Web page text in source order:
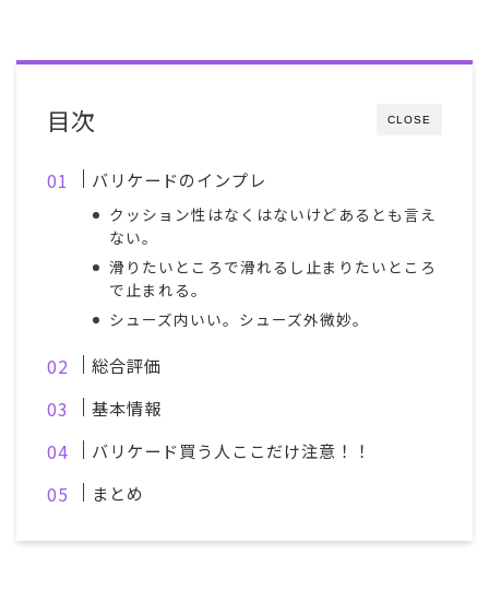
CLOSE
目次
バリケードのインプレ
クッション性はなくはないけどあるとも言え
ない。
滑りたいところで滑れるし止まりたいところ
で止まれる。
シューズ内いい。シューズ外微妙。
総合評価
基本情報
バリケード買う人ここだけ注意！！
まとめ